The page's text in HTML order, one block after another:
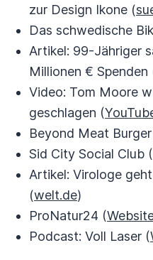
zur Design Ikone (
Das schwedische
Artikel: 99-Jähriger
Millionen € Spenden
Video: Tom Moore
geschlagen (
Beyond Meat
Sid City Social Club (
Artikel: Virologe
(welt.de)
ProNatur24 (
Podcast: Voll Laser (